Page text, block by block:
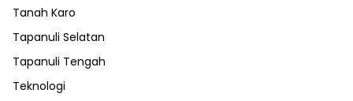
Tanah Karo
Tapanuli Selatan
Tapanuli Tengah
Teknologi